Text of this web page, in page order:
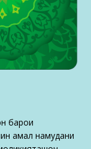
барои
амалӣ намудани